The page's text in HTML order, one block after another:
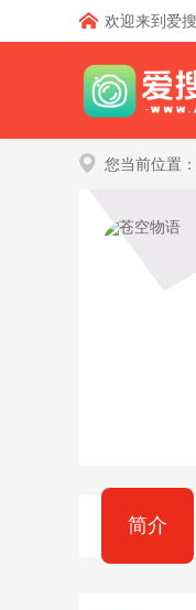
欢迎来到爱
您当前位置：
简介